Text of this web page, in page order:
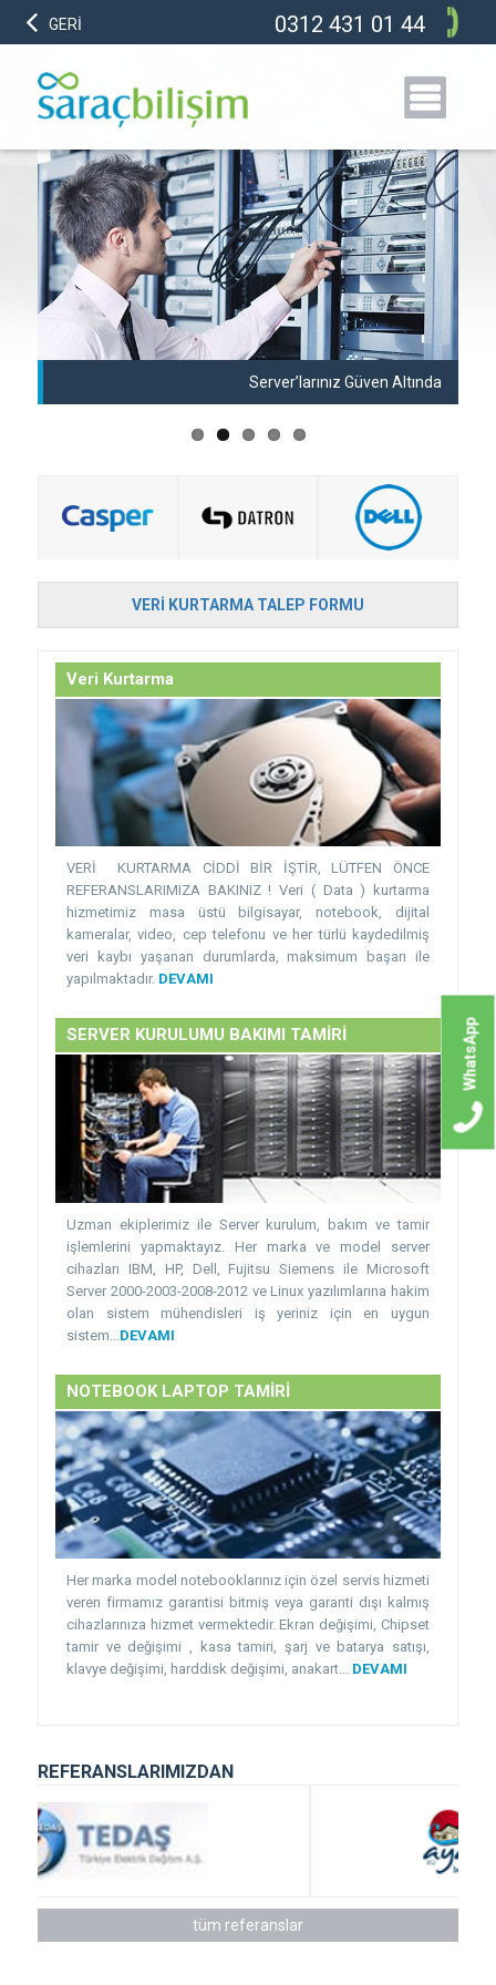
GERİ 0312 431 01 44
Server’larınız Güven Altında
VERI KURTARMA TALEP FORMU
Veri Kurtarma
VERİ KURTARMA CİDDİ BİR İŞTİR, LÜTFEN ÖNCE
REFERANSLARIMIZA BAKINIZ ! Veri ( Data ) kurtarma
hizmetimiz masa üstü bilgisayar, notebook, dijital
kameralar, video, cep telefonu ve her türlü kaydedilmiş
veri kaybı yaşanan durumlarda, maksimum başarı ile
yapılmaktadır. DEVAMI
SERVER KURULUMU BAKIMI TAMİRİ
Uzman ekiplerimiz ile Server kurulum, bakım ve tamir
işlemlerini yapmaktayız. Her marka ve model server
cihazları IBM, HP, Dell, Fujitsu Siemens ile Microsoft
Server 2000-2003-2008-2012 ve Linux yazılımlarına hakim
olan sistem mühendisleri iş yeriniz için en uygun
sistem... DEVAMI
NOTEBOOK LAPTOP TAMİRİ
Her marka model notebooklarınız için özel servis hizmeti
veren firmamız garantisi bitmiş veya garanti dışı kalmış
cihazlarınıza hizmet vermektedir. Ekran değişimi, Chipset
tamir ve değişimi , kasa tamiri, şarj ve batarya satışı,
klavye değişimi, harddisk değişimi, anakart... DEVAMI
REFERANSLARIMIZDAN
tüm referanslar
WhatsApp